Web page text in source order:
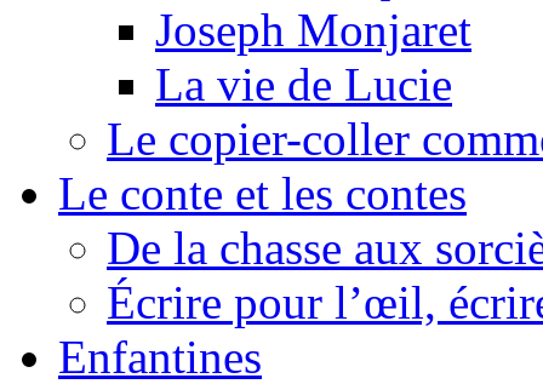
Joseph Monjaret
La vie de Lucie
Le copier-coller
Le conte et les contes
De la chasse aux
Écrire pour l’œil,
Enfantines